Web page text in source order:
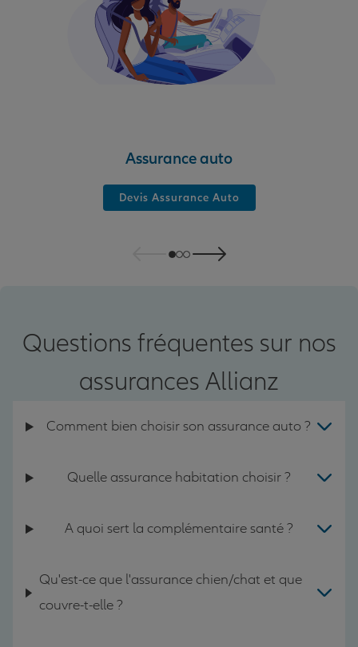
Assurance auto
Devis Assurance Auto
Questions fréquentes sur nos
assurances Allianz
Comment bien choisir son assurance auto ?
Quelle assurance habitation choisir ?
A quoi sert la complémentaire santé ?
Qu'est-ce que l'assurance chien/chat et que
couvre-t-elle ?